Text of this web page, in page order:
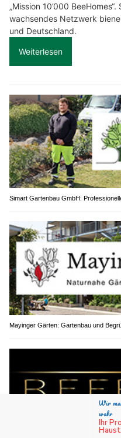
„Mission 10’000
wachsendes Netzwerk
und Deutschland.
Weiterlesen
Simart Gartenbau GmbH:
Mayinger Gärten: Gartenbau und